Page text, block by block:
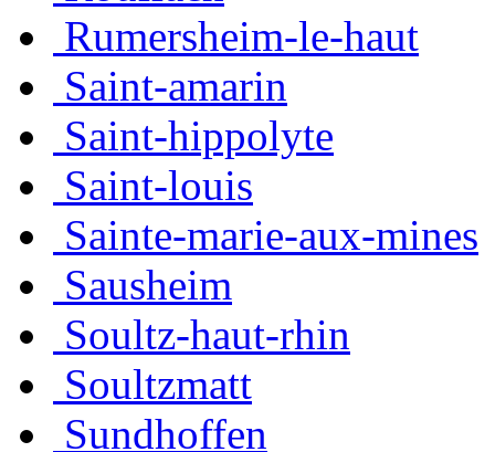
Rumersheim-le-haut
Saint-amarin
Saint-hippolyte
Saint-louis
Sainte-marie-aux-mines
Sausheim
Soultz-haut-rhin
Soultzmatt
Sundhoffen